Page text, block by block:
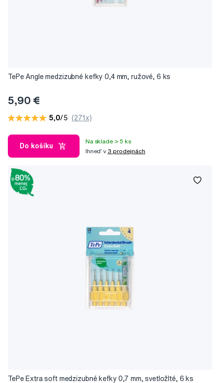
TePe Angle medzizubné kefky 0,4 mm, ružové, 6 ks
5,90 €
5,0/5 (271x)
Do košíku
Na sklade > 5 ks
Ihneď v 3 prodejnách
TePe Extra soft medzizubné kefky 0,7 mm, svetložlté, 6 ks